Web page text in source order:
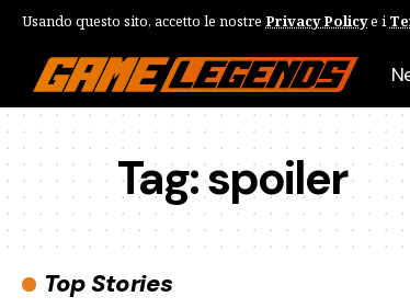
Usando questo sito, accetto le nostre Privacy Policye i
Tag:spoiler
Top Stories